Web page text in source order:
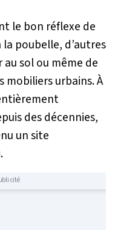
le bon réflexe de
poubelle, d’autres
sol ou même de
mobiliers urbains. À
des décennies,
un site